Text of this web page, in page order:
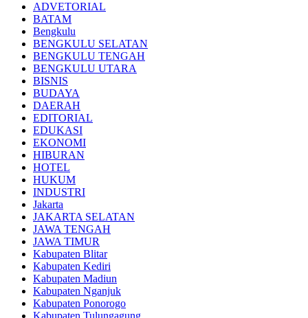
ADVETORIAL
BATAM
Bengkulu
BENGKULU SELATAN
BENGKULU TENGAH
BENGKULU UTARA
BISNIS
BUDAYA
DAERAH
EDITORIAL
EDUKASI
EKONOMI
HIBURAN
HOTEL
HUKUM
INDUSTRI
Jakarta
JAKARTA SELATAN
JAWA TENGAH
JAWA TIMUR
Kabupaten Blitar
Kabupaten Kediri
Kabupaten Madiun
Kabupaten Nganjuk
Kabupaten Ponorogo